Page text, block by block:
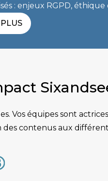
: enjeux RGPD,
Vos équipes sont
contenus aux